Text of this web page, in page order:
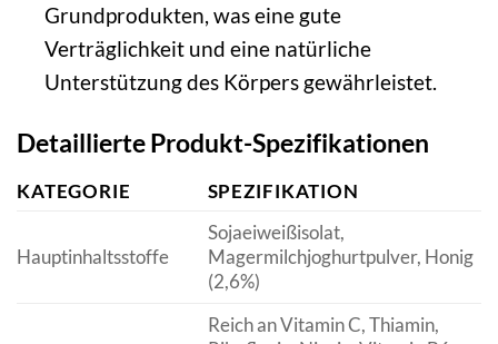
Grundprodukten, was eine gute
Verträglichkeit und eine natürliche
Unterstützung des Körpers gewährleistet.
Detaillierte Produkt-Spezifikationen
KATEGORIE SPEZIFIKATION
Hauptinhaltsstoffe
Sojaeiweißisolat,
Magermilchjoghurtpulver, Honig
(2,6%)
Reich an Vitamin C, Thiamin,